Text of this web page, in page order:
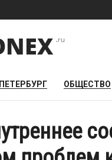
ПЕТЕРБУРГ ОБЩЕСТВО